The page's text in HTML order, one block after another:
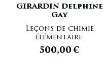
GIRARDIN Delphine
Gay
Leçons de chimie
élémentaire.
500,00€